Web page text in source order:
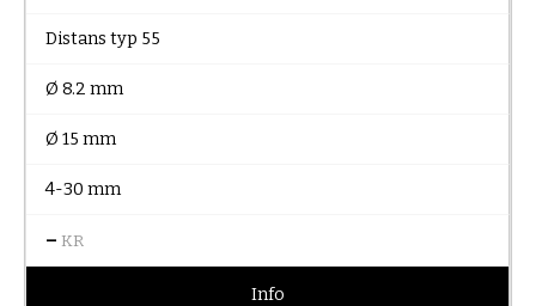
Distans typ 55
Ø 8.2 mm
Ø 15 mm
4-30 mm
– KR
Info